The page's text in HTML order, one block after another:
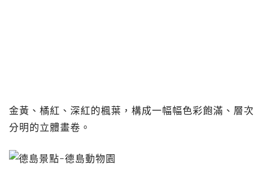
金黃、橘紅、深紅的楓葉，構成一幅幅色彩飽滿、層次
分明的立體畫卷。